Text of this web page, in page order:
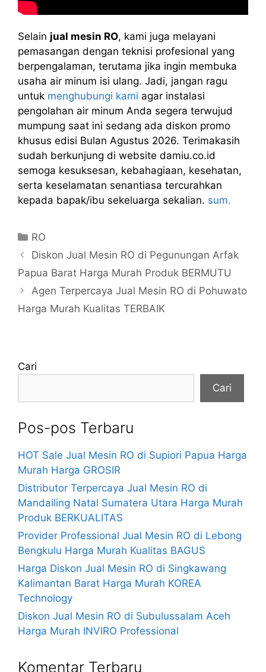
Selain jual mesin RO, kami juga melayani
pemasangan dengan teknisi profesional yang
berpengalaman, terutama jika ingin membuka
usaha air minum isi ulang. Jadi, jangan ragu
untuk menghubungi kami agar instalasi
pengolahan air minum Anda segera terwujud
mumpung saat ini sedang ada diskon promo
khusus edisi Bulan Agustus 2026. Terimakasih
sudah berkunjung di website damiu.co.id
semoga kesuksesan, kebahagiaan, kesehatan,
serta keselamatan senantiasa tercurahkan
kepada bapak/ibu sekeluarga sekalian. sum.
Kategori
RO
Diskon Jual Mesin RO di Pegunungan Arfak
Papua Barat Harga Murah Produk BERMUTU
Agen Terpercaya Jual Mesin RO di Pohuwato
Harga Murah Kualitas TERBAIK
Cari
Cari
Pos-pos Terbaru
HOT Sale Jual Mesin RO di Supiori Papua Harga
Murah Harga GROSIR
Distributor Terpercaya Jual Mesin RO di
Mandailing Natal Sumatera Utara Harga Murah
Produk BERKUALITAS
Provider Professional Jual Mesin RO di Lebong
Bengkulu Harga Murah Kualitas BAGUS
Harga Diskon Jual Mesin RO di Singkawang
Kalimantan Barat Harga Murah KOREA
Technology
Diskon Jual Mesin RO di Subulussalam Aceh
Harga Murah INVIRO Professional
Komentar Terbaru